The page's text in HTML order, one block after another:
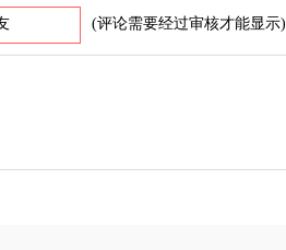
(评论需要经过审核才能显示)